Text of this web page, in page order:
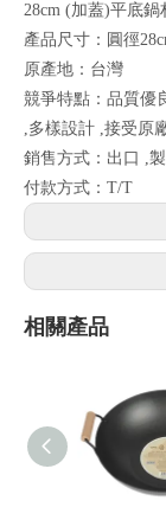
28cm (加蓋)平底鍋
產品尺寸：圓徑
原產地：台灣
競爭特點：品質優
,多樣設計 ,接受原
銷售方式：出口 ,
付款方式：T/T
相關產品